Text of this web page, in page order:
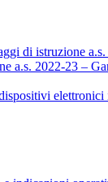
di istruzione
a.s. 2022-23 –
elettronici